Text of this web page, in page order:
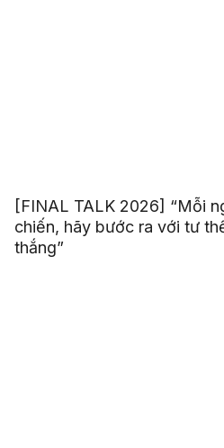
[FINAL TALK 2026] “Mỗi
chiến, hãy bước ra với tư
thắng”